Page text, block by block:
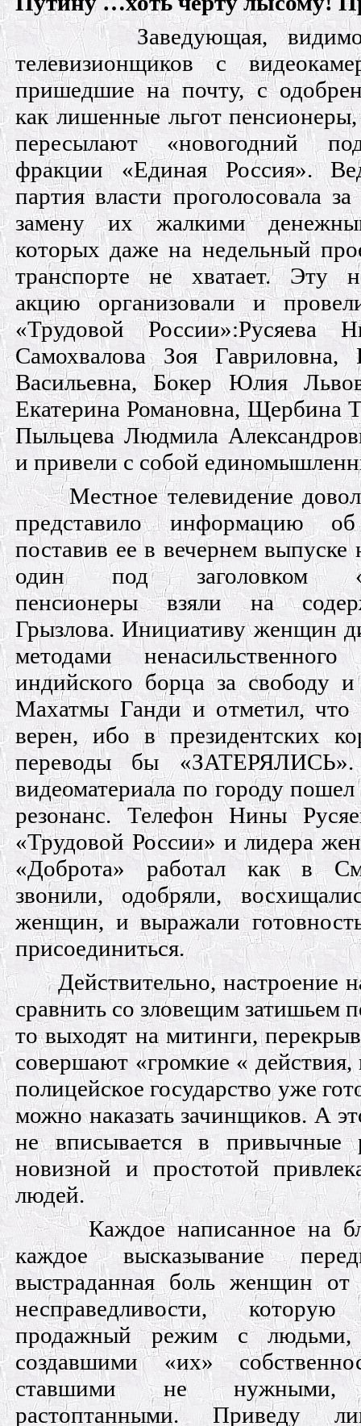
Заведующая,
телевизионщиков с
пришедшие на почту, с
как лишенные льгот
пересылают «новогодний
фракции «Единая Россия».
партия власти проголосовала
замену их жалкими
которых даже на недельный
транспорте не хватает. Эту
акцию организовали и
«Трудовой России»:Русяева
Самохвалова Зоя Гавриловна,
Васильевна, Бокер Юлия
Екатерина Романовна, Щербина
Пыльцева Людмила
и привели с собой
Местное телевидение
представило информацию
поставив ее в вечернем
один под заголовком
пенсионеры взяли на
Грызлова. Инициативу женщин
методами ненасильственного
индийского борца за свободу и
Махатмы Ганди и отметил, что
верен, ибо в президентских
переводы бы «ЗАТЕРЯЛИСЬ».
видеоматериала по городу
резонанс. Телефон Нины
«Трудовой России» и лидера
«Доброта» работал как в
звонили, одобряли,
женщин, и выражали
присоединиться.
Действительно, настроение
сравнить со зловещим затишьем
то выходят на митинги,
совершают «громкие «
полицейское государство уже
можно наказать зачинщиков. А
не вписывается в привычные
новизной и простотой
людей.
Каждое написанное на
каждое высказывание
выстраданная боль женщин
несправедливости,
продажный режим с людьми,
создавшими «их»
ставшими не нужными,
растоптанными. Приведу